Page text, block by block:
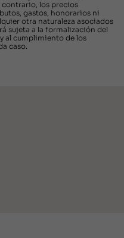
contrario, los precios
gastos, honorarios ni
otra naturaleza asociados
sujeta a la formalización del
al cumplimiento de los
caso.